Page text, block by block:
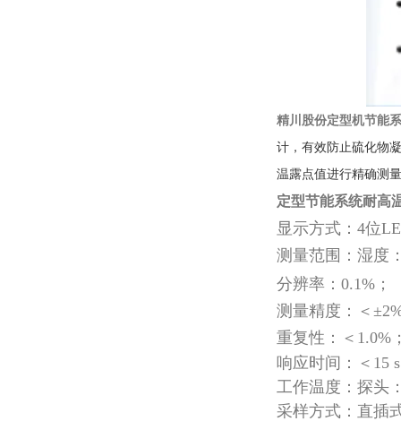
精川股份定型机节能
计，有效防止硫化物
温露点值进行精确测
定型节能系统耐高
显示方式：4位
测量范围：湿度
分辨率：0.1%；
测量精度：＜
重复性：＜1.0%
响应时间：＜15
工作温度：探头
采样方式：直插